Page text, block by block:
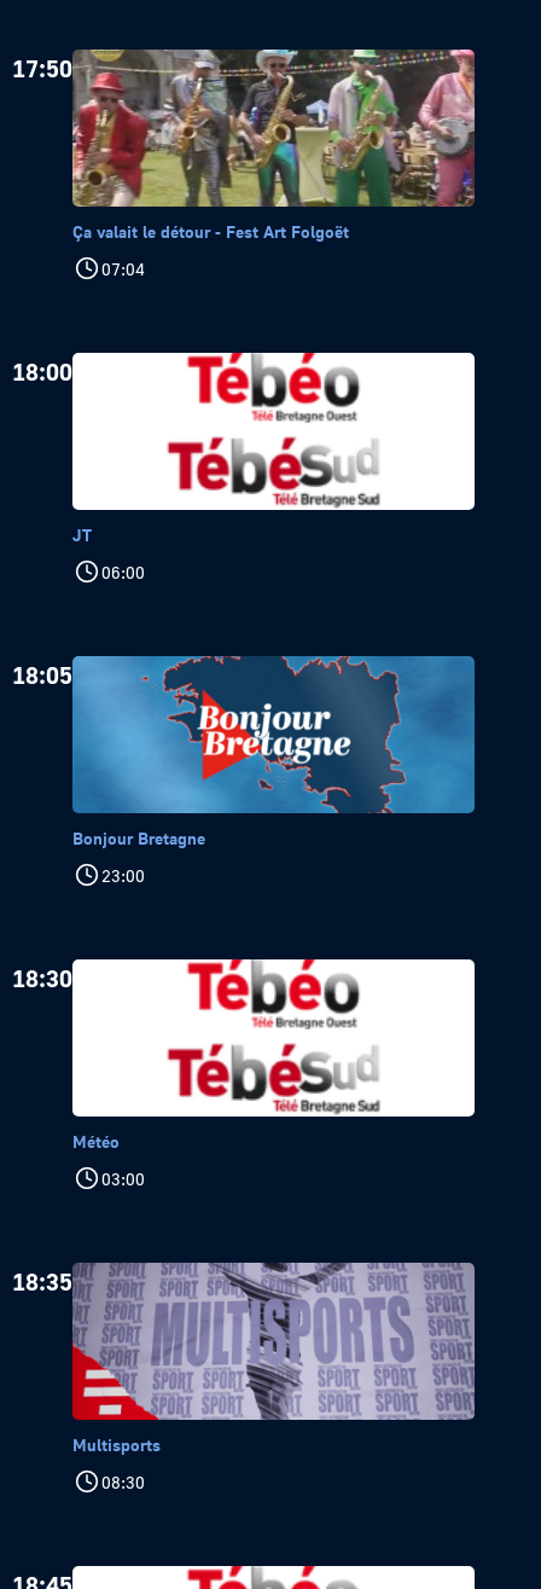
17:50
Ça valait le détour - Fest Art Folgoët
07:04
18:00
JT
06:00
18:05
Bonjour Bretagne
23:00
18:30
Météo
03:00
18:35
Multisports
08:30